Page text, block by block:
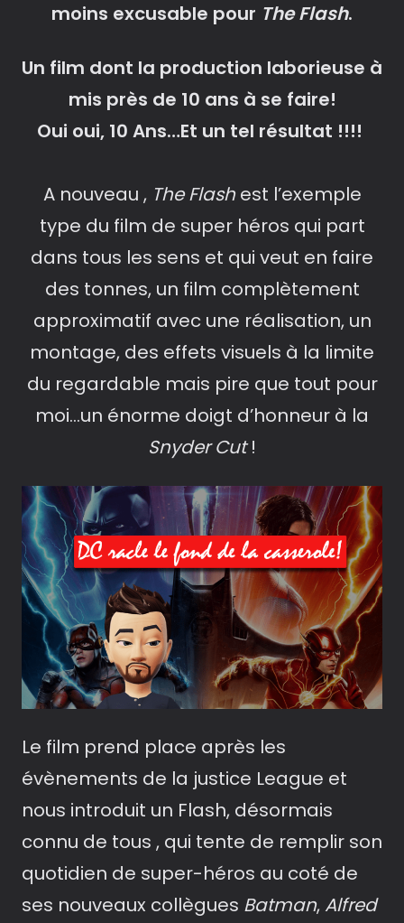
moins excusable pour The Flash.
Un film dont la production laborieuse à
mis près de 10 ans à se faire!
Oui oui, 10 Ans…Et un tel résultat !!!!
A nouveau , The Flashest l’exemple
type du film de super héros qui part
dans tous les sens et qui veut en faire
des tonnes, un film complètement
approximatif avec une réalisation, un
montage, des effets visuels à la limite
du regardable mais pire que tout pour
moi…un énorme doigt d’honneur à la
Snyder Cut!
Le film prend place après les
évènements de la justice League et
nous introduit un Flash, désormais
connu de tous , qui tente de remplir son
quotidien de super-héros au coté de
ses nouveaux collègues Batman, Alfred